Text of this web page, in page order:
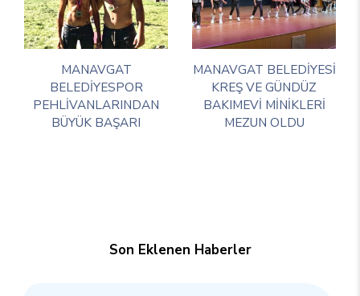
MANAVGAT
BELEDİYESPOR
PEHLİVANLARINDAN
BÜYÜK BAŞARI
MANAVGAT BELEDİYESİ
KREŞ VE GÜNDÜZ
BAKIMEVİ MİNİKLERİ
MEZUN OLDU
Son Eklenen Haberler